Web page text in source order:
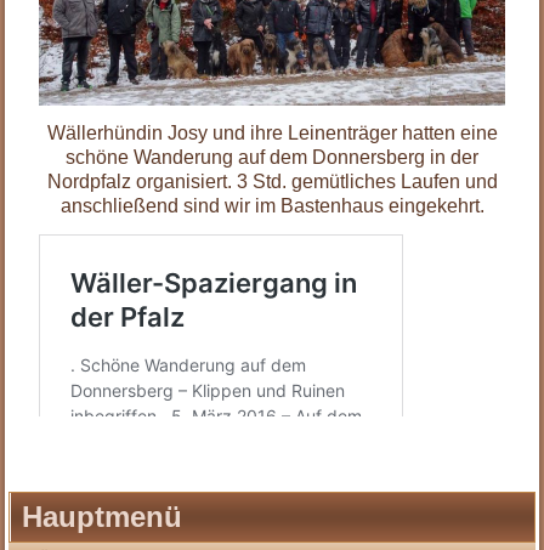
Wällerhündin Josy und ihre Leinenträger hatten eine
schöne Wanderung auf dem Donnersberg in der
Nordpfalz organisiert. 3 Std. gemütliches Laufen und
anschließend sind wir im Bastenhaus eingekehrt.
Hauptmenü